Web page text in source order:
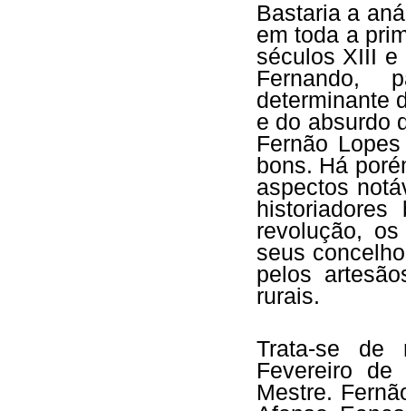
Bastaria a
em toda a
séculos XIII e
Fernando,
determinante
e do absurdo
Fernão
bons. Há
aspectos
revolução,
seus
pelos
rurais.
Trata-se de
Fevereiro
Mestre.